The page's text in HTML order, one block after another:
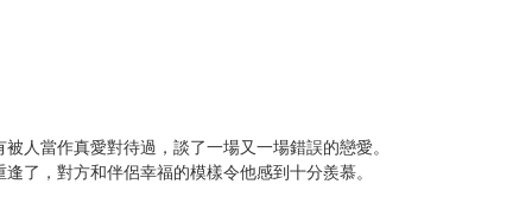
未完成交易≦1次 （近半年）